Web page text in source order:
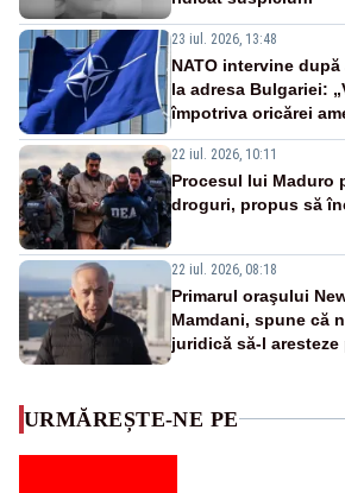
23 iul. 2026, 13:48
NATO intervine
la adresa Bulgariei:
împotriva oricărei
22 iul. 2026, 10:11
Procesul lui Maduro
droguri, propus să
22 iul. 2026, 08:18
Primarul oraşului
Mamdani, spune că
juridică să-l aresteze
URMĂREȘTE-NE PE